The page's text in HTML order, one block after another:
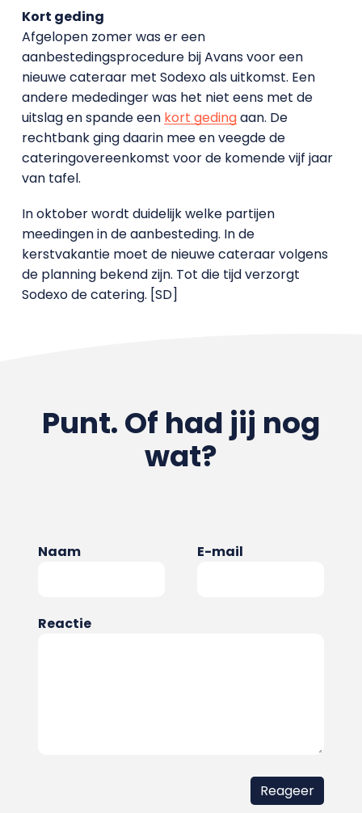
Kort geding
Afgelopen zomer was er een
aanbestedingsprocedure bij Avans voor een
nieuwe cateraar met Sodexo als uitkomst. Een
andere mededinger was het niet eens met de
uitslag en spande een kort gedingaan. De
rechtbank ging daarin mee en veegde de
cateringovereenkomst voor de komende vijf jaar
van tafel.
In oktober wordt duidelijk welke partijen
meedingen in de aanbesteding. In de
kerstvakantie moet de nieuwe cateraar volgens
de planning bekend zijn. Tot die tijd verzorgt
Sodexo de catering. [SD]
Punt. Of had jij nog
wat?
Naam E-mail
Reactie